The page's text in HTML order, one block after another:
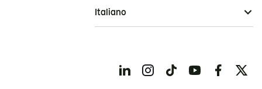
Italiano